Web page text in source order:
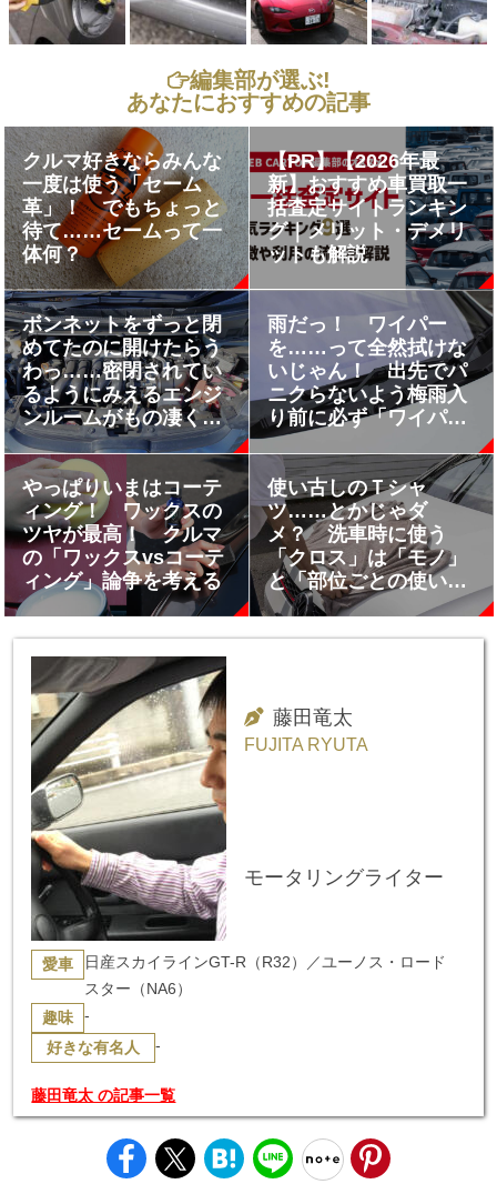
編集部が選ぶ!
あなたにおすすめの記事
クルマ好きならみんな
一度は使う「セーム
革」！ でもちょっと
待て……セームって一
体何？
【PR】【2026年最
新】おすすめ車買取一
括査定サイトランキン
グ｜メリット・デメリ
ットも解説
ボンネットをずっと閉
めてたのに開けたらう
わっ……密閉されてい
るようにみえるエンジ
ンルームがもの凄く汚
れるワケ
雨だっ！ ワイパー
を……って全然拭けな
いじゃん！ 出先でパ
ニクらないよう梅雨入
り前に必ず「ワイパー
チェック」を実施すべ
し!!
やっぱりいまはコーテ
ィング！ ワックスの
ツヤが最高！ クルマ
の「ワックスvsコーテ
ィング」論争を考える
使い古しのＴシャ
ツ……とかじゃダ
メ？ 洗車時に使う
「クロス」は「モノ」
と「部位ごとの使いわ
け」がめちゃくちゃ重
藤田竜太
FUJITA RYUTA
モータリングライター
愛車
日産スカイラインGT-R（R32）／ユーノス・ロード
スター（NA6）
趣味 -
好きな有名人 -
藤田竜太 の記事一覧